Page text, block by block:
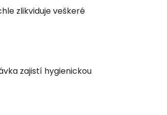
zlikviduje veškeré
zajistí hygienickou